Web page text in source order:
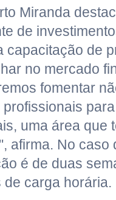
Miranda
de
capacitação de
no mercado
fomentar
profissionais
uma área que
afirma. No caso
é de duas
de carga horária.